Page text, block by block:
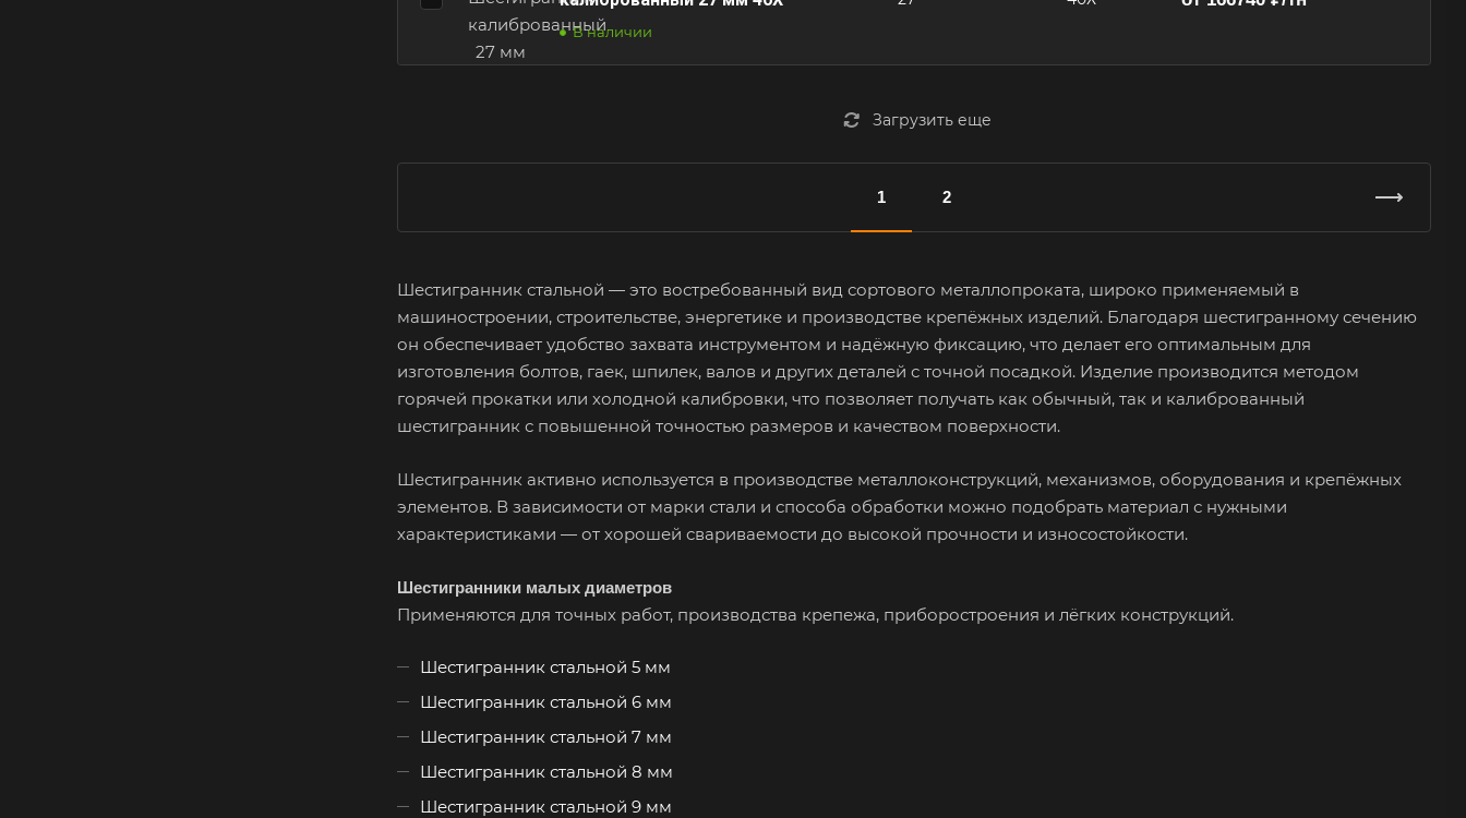
В наличии
Загрузить еще
1 2
Шестигранник стальной — это востребованный вид сортового металлопроката, широко применяемый в
машиностроении, строительстве, энергетике и производстве крепёжных изделий. Благодаря шестигранному сечению
он обеспечивает удобство захвата инструментом и надёжную фиксацию, что делает его оптимальным для
изготовления болтов, гаек, шпилек, валов и других деталей с точной посадкой. Изделие производится методом
горячей прокатки или холодной калибровки, что позволяет получать как обычный, так и калиброванный
шестигранник с повышенной точностью размеров и качеством поверхности.
Шестигранник активно используется в производстве металлоконструкций, механизмов, оборудования и крепёжных
элементов. В зависимости от марки стали и способа обработки можно подобрать материал с нужными
характеристиками — от хорошей свариваемости до высокой прочности и износостойкости.
Шестигранники малых диаметров
Применяются для точных работ, производства крепежа, приборостроения и лёгких конструкций.
Шестигранник стальной 5 мм
Шестигранник стальной 6 мм
Шестигранник стальной 7 мм
Шестигранник стальной 8 мм
Шестигранник стальной 9 мм